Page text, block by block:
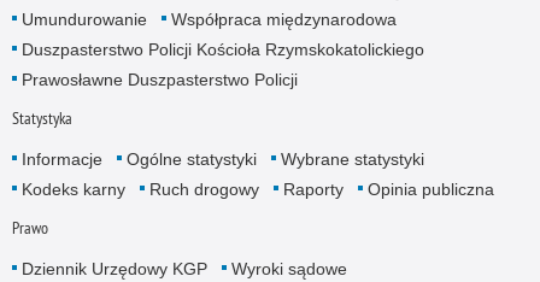
Umundurowanie
Współpraca międzynarodowa
Duszpasterstwo Policji Kościoła Rzymskokatolickiego
Prawosławne Duszpasterstwo Policji
Statystyka
Informacje Ogólne statystyki
Wybrane statystyki
Kodeks karny
Ruch drogowy Raporty Opinia publiczna
Prawo
Dziennik Urzędowy KGP Wyroki sądowe